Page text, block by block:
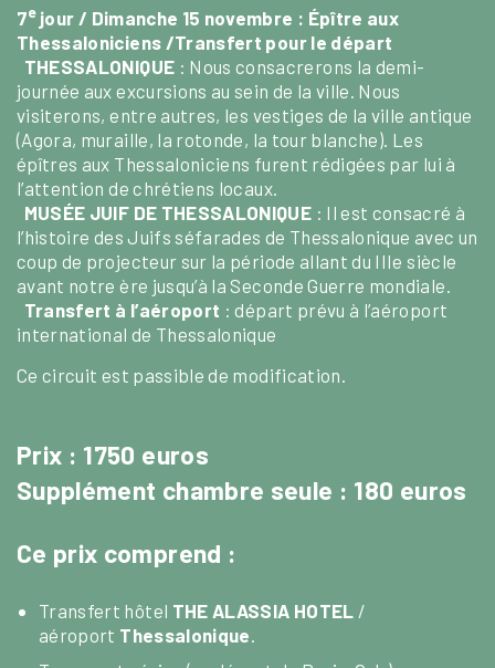
7ejour / Dimanche 15 novembre : Épître aux
Thessaloniciens /Transfert pour le départ
THESSALONIQUE : Nous consacrerons la demi-
journée aux excursions au sein de la ville. Nous
visiterons, entre autres, les vestiges de la ville antique
(Agora, muraille, la rotonde, la tour blanche). Les
épîtres aux Thessaloniciens furent rédigées par lui à
l’attention de chrétiens locaux.
MUSÉE JUIF DE THESSALONIQUE : Il est consacré à
l’histoire des Juifs séfarades de Thessalonique avec un
coup de projecteur sur la période allant du IIIe siècle
avant notre ère jusqu’à la Seconde Guerre mondiale.
Transfert à l’aéroport : départ prévu à l’aéroport
international de Thessalonique
Ce circuit est passible de modification.
Prix : 1750 euros
Supplément chambre seule : 180 euros
Ce prix comprend :
Transfert hôtel THE ALASSIA HOTEL /
aéroport Thessalonique